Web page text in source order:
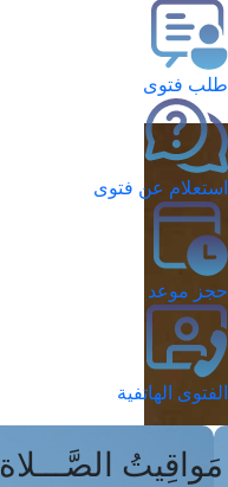
طلب فتوى
استعلام عن فتوى
حجز موعد
الفتوى الهاتفية
مَواقِيتُ الصَّـــلاة